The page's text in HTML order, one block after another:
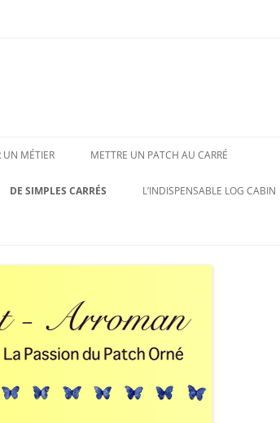
UN MÉTIER METTRE UN PATCH AU CARRÉ
DE SIMPLES CARRÉS L’INDISPENSABLE LOG CABIN